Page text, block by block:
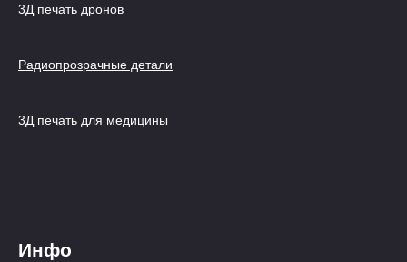
3Д печать дронов
Радиопрозрачные детали
3Д печать для медицины
Инфо